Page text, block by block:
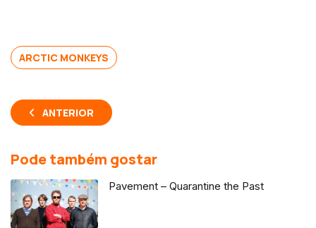
ARCTIC MONKEYS
ANTERIOR
Pode também gostar
Pavement – Quarantine the Past